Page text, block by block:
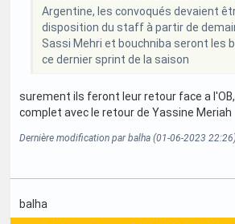
Argentine, les convoqués devaient
disposition du staff à partir de
Sassi Mehri et bouchniba seront les
ce dernier sprint de la saison
surement ils feront leur retour face a
complet avec le retour de Yassine Meriah
Dernière modification par balha (01-06-2023
balha